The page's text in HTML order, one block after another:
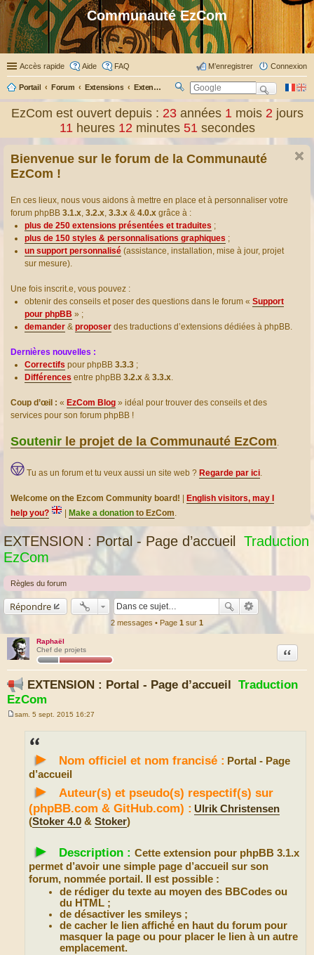
Communauté EzCom
Accès rapide Aide FAQ Connexion
M’enregistrer
Portail Forum Extensions Extensions présentées & traduites
er
EzCom est ouvert depuis : 23 années1 mois2 jours
11 heures12 minutes51 secondes
Bienvenue sur le forum de la Communauté
EzCom !
En ces lieux, nous vous aidons à mettre en place et à personnaliser votre
forum phpBB 3.1.x, 3.2.x, 3.3.x & 4.0.x grâce à :
plus de 250 extensions présentées et traduites ;
plus de 150 styles & personnalisations graphiques ;
un support personnalisé (assistance, installation, mise à jour, projet
sur mesure).
Une fois inscrit.e, vous pouvez :
obtenir des conseils et poser des questions dans le forum « Support
pour phpBB » ;
demander & proposer des traductions d’extensions dédiées à phpBB.
Dernières nouvelles :
Correctifs pour phpBB 3.3.3 ;
Différences entre phpBB 3.2.x & 3.3.x.
Coup d’œil : « EzCom Blog » idéal pour trouver des conseils et des
services pour son forum phpBB !
Soutenir le projet de la Communauté EzCom.
Tu as un forum et tu veux aussi un site web ? Regarde par ici.
Welcome on the Ezcom Community board!
English visitors, may I
help you?
Make a donation to EzCom.
EXTENSION : Portal - Page d’accueil
Traduction
EzCom
Règles du forum
Répondre
2 messages • Page 1 sur 1
Raphaël
Chef de projets
EXTENSION : Portal - Page d’accueil Traduction
EzCom
Citation
sam. 5 sept. 2015 16:27
► Nom officiel et nom francisé : Portal - Page
d’accueil
►
Auteur(s) et pseudo(s) respectif(s) sur
(phpBB.com & GitHub.com) : Ulrik Christensen
(Stoker 4.0 & Stoker)
► Description : Cette extension pour phpBB 3.1.x
permet d’avoir une simple page d’accueil sur son
forum, nommée portail. Il est possible :
de rédiger du texte au moyen des BBCodes ou
du HTML ;
de désactiver les smileys ;
de cacher le lien affiché en haut du forum pour
masquer la page ou pour placer le lien à un autre
emplacement.